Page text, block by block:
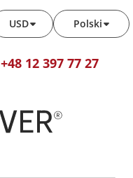
Polski
USD
+48 12 397 77 27